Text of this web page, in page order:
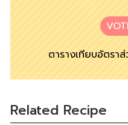
ตารางเทียบอัตรา
Related Recipe